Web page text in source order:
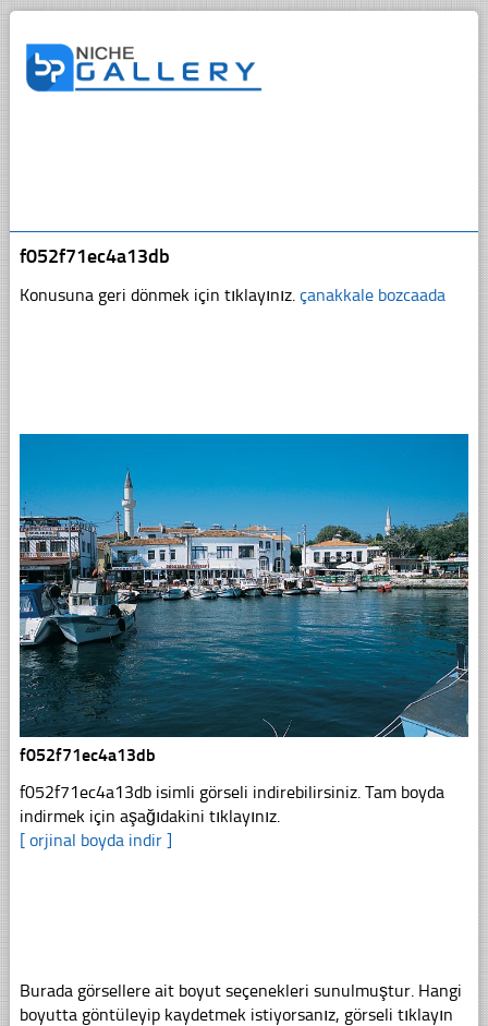
f052f71ec4a13db
Konusuna geri dönmek için tıklayınız. çanakkale bozcaada
f052f71ec4a13db
f052f71ec4a13db isimli görseli indirebilirsiniz. Tam boyda
indirmek için aşağıdakini tıklayınız.
[ orjinal boyda indir ]
Burada görsellere ait boyut seçenekleri sunulmuştur. Hangi
boyutta göntüleyip kaydetmek istiyorsanız, görseli tıklayın